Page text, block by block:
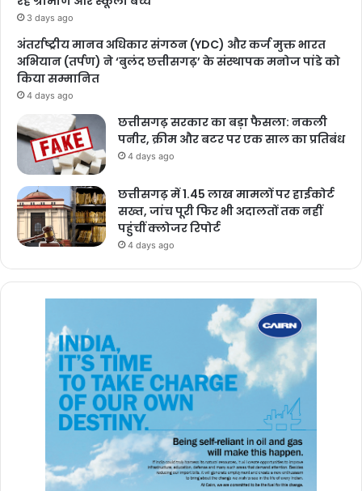
3 days ago
अंतर्राष्ट्रीय मानव अधिकार संगठन (YDC) और कर्ज मुक्त भारत
अभियान (तर्पण) ने ‘बुलंद छत्तीसगढ़’ के संस्थापक मनोज पांडे को
किया सम्मानित
4 days ago
छत्तीसगढ़ सरकार का बड़ा फैसला: नकली
पनीर, क्रीम और बटर पर एक साल का प्रतिबंध
4 days ago
छत्तीसगढ़ में 1.45 लाख मामलों पर हाईकोर्ट
सख्त, जांच पूरी फिर भी अदालतों तक नहीं
पहुंचीं क्लोजर रिपोर्ट
4 days ago